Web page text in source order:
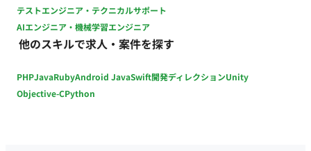
テストエンジニア・テクニカルサポート
AIエンジニア・機械学習エンジニア
他のスキルで求人・案件を探す
PHPJavaRubyAndroid JavaSwift開発ディレクションUnity
Objective-CPython